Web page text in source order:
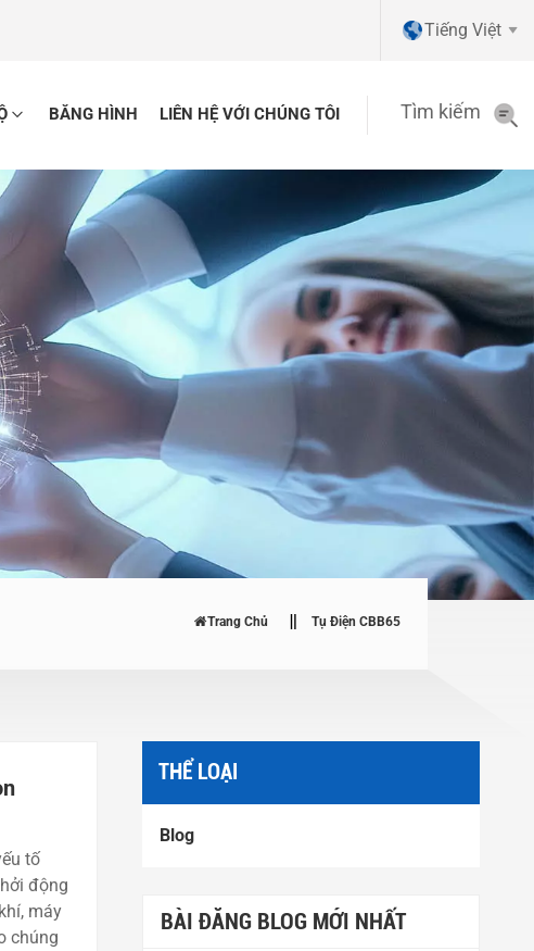
Tiếng Việt
Pусский
BĂNG HÌNH LIÊN HỆ VỚI CHÚNG TÔI Tìm kiếm
Trang Chủ Tụ Điện CBB65
THỂ LOẠI
Blog
BÀI ĐĂNG BLOG MỚI NHẤT
tố
động
máy
chúng